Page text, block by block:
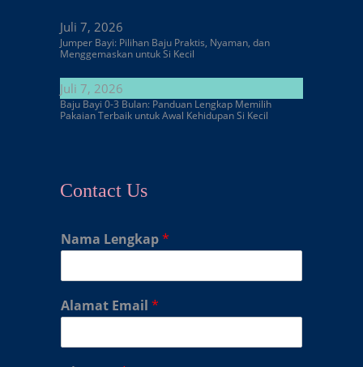
Juli 7, 2026
Jumper Bayi: Pilihan Baju Praktis, Nyaman, dan
Menggemaskan untuk Si Kecil
Juli 7, 2026
Baju Bayi 0-3 Bulan: Panduan Lengkap Memilih
Pakaian Terbaik untuk Awal Kehidupan Si Kecil
Contact Us
Nama Lengkap*
Alamat Email *